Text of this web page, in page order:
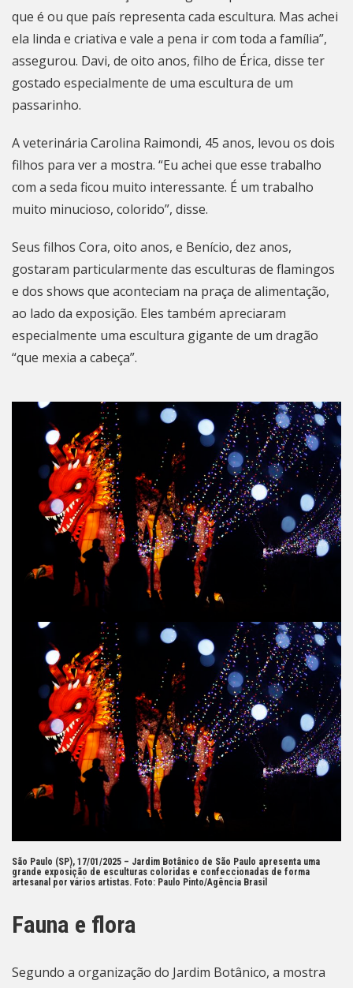
que é ou que país representa cada escultura. Mas achei
ela linda e criativa e vale a pena ir com toda a família”,
assegurou. Davi, de oito anos, filho de Érica, disse ter
gostado especialmente de uma escultura de um
passarinho.
A veterinária Carolina Raimondi, 45 anos, levou os dois
filhos para ver a mostra. “Eu achei que esse trabalho
com a seda ficou muito interessante. É um trabalho
muito minucioso, colorido”, disse.
Seus filhos Cora, oito anos, e Benício, dez anos,
gostaram particularmente das esculturas de flamingos
e dos shows que aconteciam na praça de alimentação,
ao lado da exposição. Eles também apreciaram
especialmente uma escultura gigante de um dragão
“que mexia a cabeça”.
São Paulo (SP), 17/01/2025 – Jardim Botânico de São Paulo apresenta uma
grande exposição de esculturas coloridas e confeccionadas de forma
artesanal por vários artistas. Foto: Paulo Pinto/Agência Brasil
Fauna e flora
Segundo a organização do Jardim Botânico, a mostra